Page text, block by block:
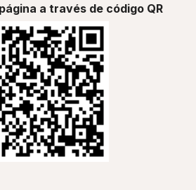
a través de código QR